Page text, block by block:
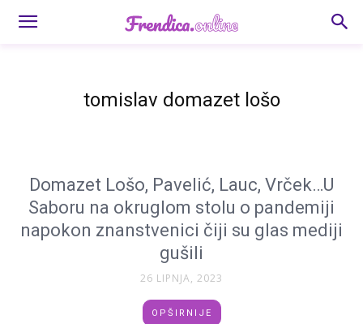
tomislav domazet lošo
Domazet Lošo, Pavelić, Lauc, Vrček…U
Saboru na okruglom stolu o pandemiji
napokon znanstvenici čiji su glas mediji
gušili
26 LIPNJA, 2023
OPŠIRNIJE